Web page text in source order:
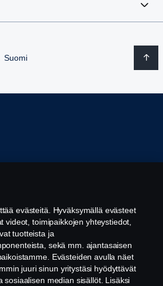
Suomi
evästeitä. Hyväksymällä evästeet
videot, toimipaikkojen yhteystiedot,
tuotteista ja
sekä mm. ajantasaisen
Evästeiden avulla näet
juuri sinun yritystäsi hyödyttävät
sosiaalisen median sisällöt. Lisäksi